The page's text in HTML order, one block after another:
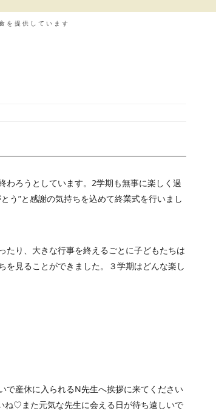
を提供しています
わろうとしています。2学期も無事に楽しく過
う”と感謝の気持ちを込めて終業式を行いまし
たり、大きな行事を終えるごとに子どもたちは
を見ることができました。３学期はどんな楽し
で産休に入られるN先生へ挨拶に来てください
ね♡また元気な先生に会える日が待ち遠しいで